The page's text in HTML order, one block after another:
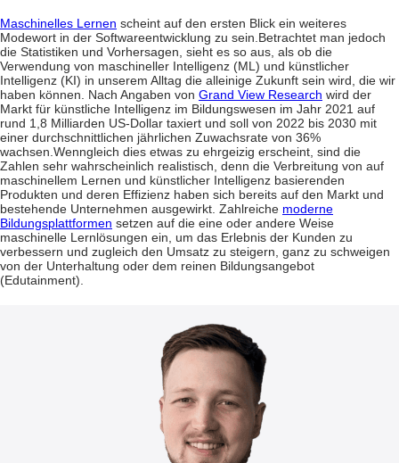
Maschinelles Lernen scheint auf den ersten Blick ein weiteres
Modewort in der Softwareentwicklung zu sein. Betrachtet man jedoch
die Statistiken und Vorhersagen, sieht es so aus, als ob die
Verwendung von maschineller Intelligenz (ML) und künstlicher
Intelligenz (KI) in unserem Alltag die alleinige Zukunft sein wird, die wir
haben können. Nach Angaben von Grand View Research wird der
Markt für künstliche Intelligenz im Bildungswesen im Jahr 2021 auf
rund 1,8 Milliarden US-Dollar taxiert und soll von 2022 bis 2030 mit
einer durchschnittlichen jährlichen Zuwachsrate von 36%
wachsen. Wenngleich dies etwas zu ehrgeizig erscheint, sind die
Zahlen sehr wahrscheinlich realistisch, denn die Verbreitung von auf
maschinellem Lernen und künstlicher Intelligenz basierenden
Produkten und deren Effizienz haben sich bereits auf den Markt und
bestehende Unternehmen ausgewirkt. Zahlreiche moderne
Bildungsplattformen setzen auf die eine oder andere Weise
maschinelle Lernlösungen ein, um das Erlebnis der Kunden zu
verbessern und zugleich den Umsatz zu steigern, ganz zu schweigen
von der Unterhaltung oder dem reinen Bildungsangebot
(Edutainment).